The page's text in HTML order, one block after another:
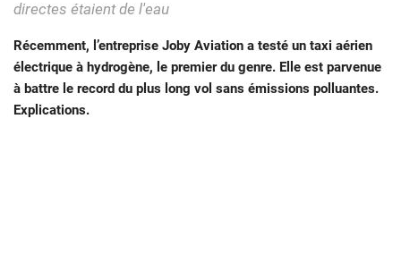
directes étaient de l'eau
Récemment, l’entreprise Joby Aviation a testé un taxi aérien
électrique à hydrogène, le premier du genre. Elle est parvenue
à battre le record du plus long vol sans émissions polluantes.
Explications.